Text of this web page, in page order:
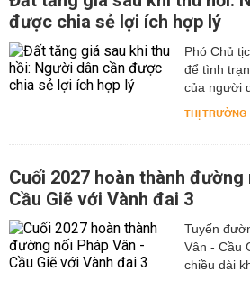
được chia sẻ lợi ích hợp lý
Phó Chủ
để tình
của người
THỊ TRƯỜNG
Cuối 2027 hoàn thành đường
Cầu Giẽ với Vành đai 3
Tuyến
Vân - Cầu
chiều dài